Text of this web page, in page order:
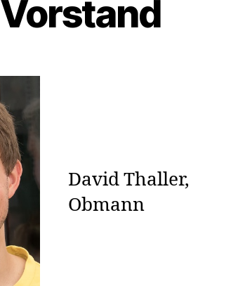
Vorstand
David Thaller,
Obmann